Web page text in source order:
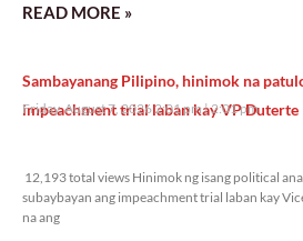
READ MORE »
Sambayanang Pilipino, hinimok na
impeachment trial laban kay VP Duterte
Friday, August 7, 2026 2:01 pm 2:01 pm
12,193 total views Hinimok ng isang political
subaybayan ang impeachment trial laban kay
na ang